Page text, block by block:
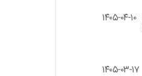
۱۴۰۵-۰۴-۱۰
۱۴۰۵-۰۳-۱۷